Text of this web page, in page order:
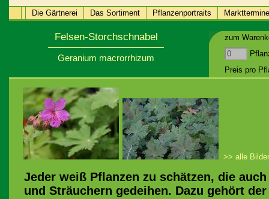
Die Gärtnerei Das Sortiment Pflanzenportraits Markttermine
Felsen-Storchschnabel
Geranium macrorrhizum
zum
Preis pro
>> alle
Jeder weiß Pflanzen zu schätzen, die
und Sträuchern gedeihen. Dazu gehört